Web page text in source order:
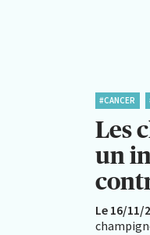
#CANCER
Les
un
Le 16/11/